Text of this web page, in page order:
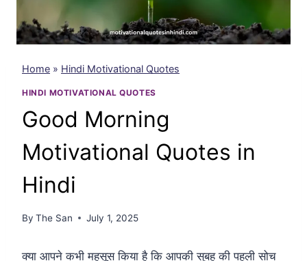
Home » Hindi Motivational Quotes
HINDI MOTIVATIONAL QUOTES
Good Morning
Motivational Quotes in
Hindi
By The San July 1, 2025
क्या आपने कभी महसूस किया है कि आपकी सुबह की पहली सोच